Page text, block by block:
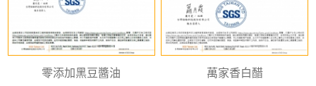
零添加黑豆醬油 萬家香白醋